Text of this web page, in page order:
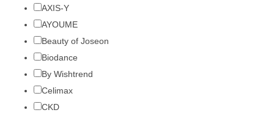
AXIS-Y
AYOUME
Beauty of Joseon
Biodance
By Wishtrend
Celimax
CKD